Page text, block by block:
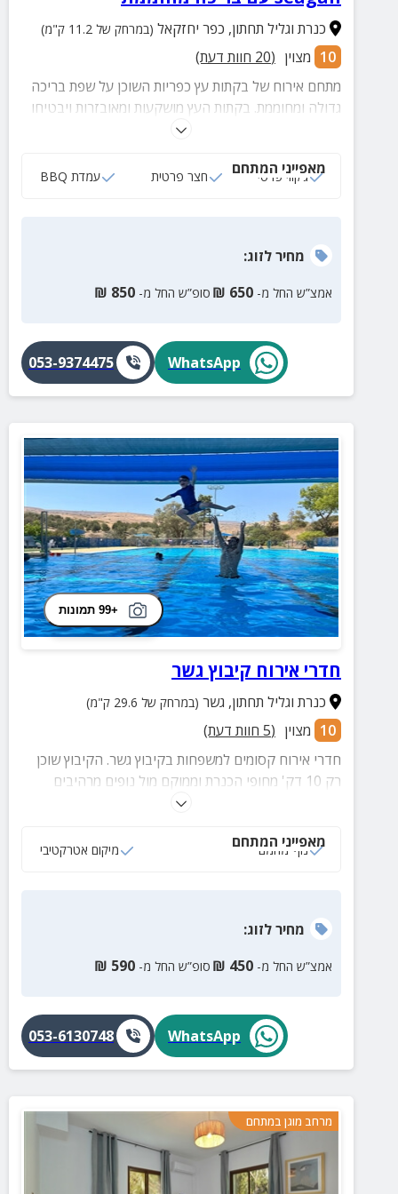
כנרת וגליל תחתון, כפר יחזקאל (במרחק של 11.2 ק"מ)
10 מצוין (
20 חוות דעת)
מתחם אירוח של בקתות עץ כפריות השוכן על שפת בריכה
גדולה ומחוממת. בקתות העץ מושקעות ומאובזרות ויבטיחו
לכם חופשה מהנה ומספקת. במקום ניתן לבצע טיפולי מים,
מאפייני המתחם
ג‘קוזי פרטי חצר פרטית עמדת BBQ
מחירלזוג:
אמצ”ש החל מ- 650
₪ סופ”ש החל מ- 850
₪
WhatsApp
053-9374475
+99 תמונות
חדרי אירוח קיבוץ גשר
כנרת וגליל תחתון, גשר (במרחק של 29.6 ק"מ)
10 מצוין (
5 חוות דעת)
חדרי אירוח קסומים למשפחות בקיבוץ גשר. הקיבוץ שוכן
רק 10 דק' מחופי הכנרת וממוקם מול נופים מרהיבים
ביופיים של הגליל. בקיבוץ 6 חדרי אירוח המיועדים לזוגות
מאפייני המתחם
נוף מהמם מיקום אטרקטיבי
מחירלזוג:
אמצ”ש החל מ- 450
₪ סופ”ש החל מ- 590
₪
WhatsApp
053-6130748
מרחב מוגן במתחם